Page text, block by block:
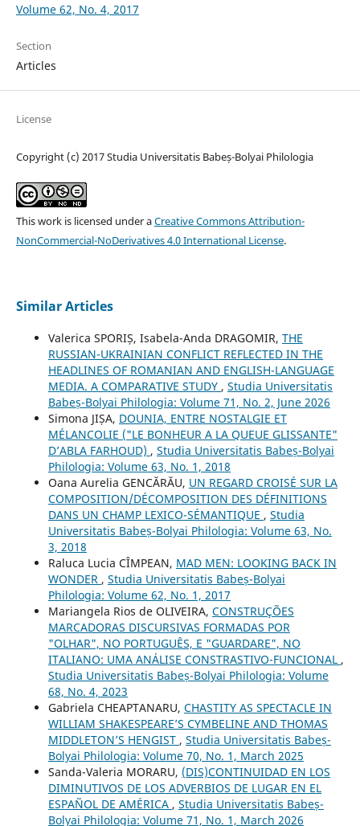
Volume 62, No. 4, 2017
Section
Articles
License
Copyright (c) 2017 Studia Universitatis Babeș-Bolyai Philologia
This work is licensed under aCreative Commons Attribution-
NonCommercial-NoDerivatives 4.0 International License.
Similar Articles
Valerica SPORIȘ, Isabela-Anda DRAGOMIR, THE
RUSSIAN-UKRAINIAN CONFLICT REFLECTED IN THE
HEADLINES OF ROMANIAN AND ENGLISH-LANGUAGE
MEDIA. A COMPARATIVE STUDY , Studia Universitatis
Babeș-Bolyai Philologia: Volume 71, No. 2, June 2026
Simona JIȘA, DOUNIA, ENTRE NOSTALGIE ET
MÉLANCOLIE ("LE BONHEUR A LA QUEUE GLISSANTE"
D’ABLA FARHOUD) , Studia Universitatis Babeș-Bolyai
Philologia: Volume 63, No. 1, 2018
Oana Aurelia GENCĂRĂU, UN REGARD CROISÉ SUR LA
COMPOSITION/DÉCOMPOSITION DES DÉFINITIONS
DANS UN CHAMP LEXICO-SÉMANTIQUE , Studia
Universitatis Babeș-Bolyai Philologia: Volume 63, No.
3, 2018
Raluca Lucia CÎMPEAN, MAD MEN: LOOKING BACK IN
WONDER , Studia Universitatis Babeș-Bolyai
Philologia: Volume 62, No. 1, 2017
Mariangela Rios de OLIVEIRA, CONSTRUÇÕES
MARCADORAS DISCURSIVAS FORMADAS POR
"OLHAR", NO PORTUGUÊS, E "GUARDARE", NO
ITALIANO: UMA ANÁLISE CONSTRASTIVO-FUNCIONAL ,
Studia Universitatis Babeș-Bolyai Philologia: Volume
68, No. 4, 2023
Gabriela CHEAPTANARU, CHASTITY AS SPECTACLE IN
WILLIAM SHAKESPEARE’S CYMBELINE AND THOMAS
MIDDLETON’S HENGIST , Studia Universitatis Babeș-
Bolyai Philologia: Volume 70, No. 1, March 2025
Sanda-Valeria MORARU, (DIS)CONTINUIDAD EN LOS
DIMINUTIVOS DE LOS ADVERBIOS DE LUGAR EN EL
ESPAÑOL DE AMÉRICA , Studia Universitatis Babeș-
Bolyai Philologia: Volume 71, No. 1, March 2026